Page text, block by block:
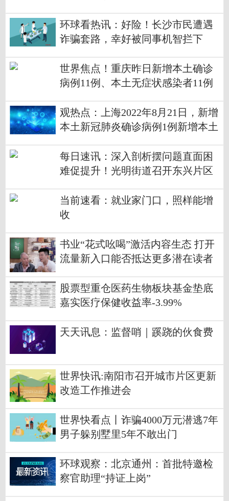
环球看热讯：好险！长沙市民遭遇
诈骗套路，幸好被同事机智拦下
世界焦点！重庆昨日新增本土确诊
病例11例、本土无症状感染者11例
观热点：上海2022年8月21日，新增
本土新冠肺炎确诊病例1例新增本土
冠肺炎确诊病例6例新增境外输入性
无症状感染者6例
每日速讯：深入剖析摆问题直面困
难促提升！光明街道召开东兴片区
当前速看：就业家门口，照样能增
收
书业“花式吆喝”激活内容生态 打开
流量新入口能否抵达更多潜在读者
股票型重仓医药生物板块基金垫底
嘉实医疗保健收益率-3.99%
天天讯息：监督哨｜蹊跷的伙食费
世界快讯:南阳市召开城市片区更新
改造工作推进会
世界快看点丨诈骗4000万元潜逃7年
男子躲别墅里5年不敢出门
环球观察：北京通州：首批特邀检
察官助理“持证上岗”